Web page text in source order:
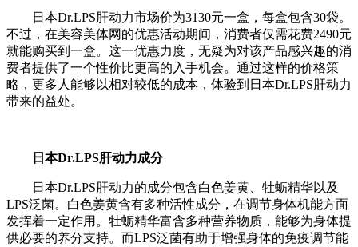
日本Dr.LPS肝动力市场价为3130元一盒，每盒包含30袋。
不过，在美容美体网的优惠活动期间，消费者仅需花费2490元
就能购买到一盒。这一优惠力度，无疑为对该产品感兴趣的消
费者提供了一个性价比更高的入手机会。通过这样的价格策
略，更多人能够以相对较低的成本，体验到日本Dr.LPS肝动力
带来的益处。
日本Dr.LPS肝动力成分
日本Dr.LPS肝动力的成分包含白色姜黄、牡蛎精华以及
LPS泛菌。白色姜黄含有多种活性成分，在调节身体机能方面
发挥着一定作用。牡蛎精华富含多种营养物质，能够为身体提
供必要的养分支持。而LPS泛菌有助于增强身体的免疫调节能